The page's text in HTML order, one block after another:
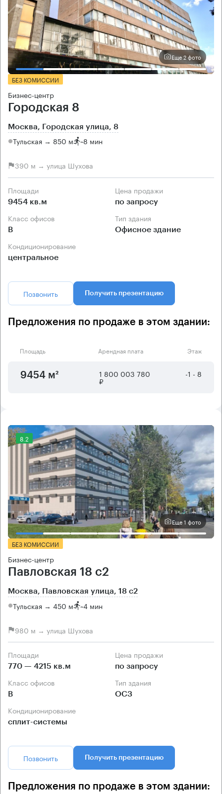
Еще 2 фото
БЕЗ КОМИССИИ
Бизнес-центр
Городская 8
Москва, Городская улица, 8
Тульская → 850 м ~8 мин
390 м → улица Шухова
Площади
9454 кв.м
Цена продажи
по запросу
Класс офисов
B
Тип здания
Офисное здание
Кондиционирование
центральное
Позвонить Получить презентацию
Предложения по продаже в этом здании:
Площадь Арендная плата Этаж
9454 м² 1 800 003 780
₽
-1 - 8
8.2
Еще 1 фото
БЕЗ КОМИССИИ
Бизнес-центр
Павловская 18 с2
Москва, Павловская улица, 18 с2
Тульская → 450 м ~4 мин
980 м → улица Шухова
Площади
770 — 4215 кв.м
Цена продажи
по запросу
Класс офисов
B
Тип здания
ОСЗ
Кондиционирование
сплит-системы
Позвонить Получить презентацию
Предложения по продаже в этом здании: